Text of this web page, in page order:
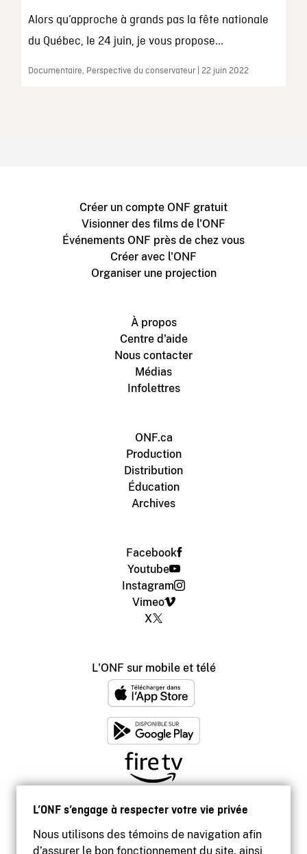
L’ONF s’engage à respecter votre vie privée
Nous utilisons des témoins de navigation afin
d’assurer le bon fonctionnement du site, ainsi
Alors qu’approche à grands pas la fête nationale
du Québec, le 24 juin, je vous propose...
Documentaire, Perspective du conservateur | 22 juin 2022
Créer un compte ONF gratuit
Visionner des films de l'ONF
Événements ONF près de chez vous
Créer avec l'ONF
Organiser une projection
À propos
Centre d'aide
Nous contacter
Médias
Infolettres
ONF.ca
Production
Distribution
Éducation
Archives
Facebook
Youtube
Instagram
Vimeo
X
L'ONF sur mobile et télé